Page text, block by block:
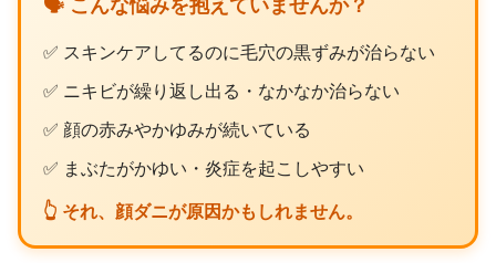
🗣️ こんな悩みを抱えていませんか？
✅ スキンケアしてるのに毛穴の黒ずみが治らない
✅ ニキビが繰り返し出る・なかなか治らない
✅ 顔の赤みやかゆみが続いている
✅ まぶたがかゆい・炎症を起こしやすい
👆 それ、顔ダニが原因かもしれません。